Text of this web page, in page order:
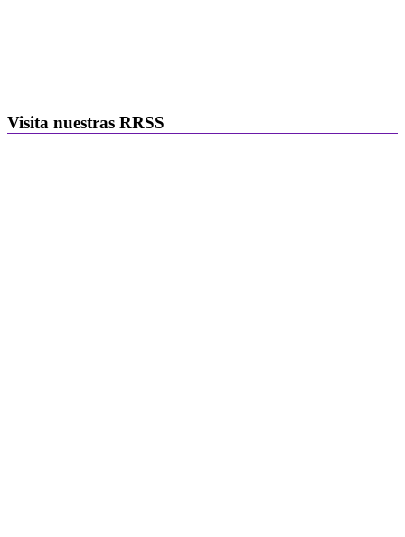
Visita nuestras RRSS